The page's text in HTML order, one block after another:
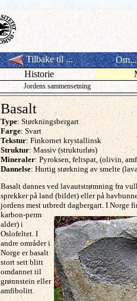
Tilbake til ...
Om...
Historie
Jordens sammensetning
Basalt
Type: Størkningsbergart
Farge: Svart
Tekstur: Finkornet krystallinsk
Struktur: Massiv (strukturløs)
Mineraler: Pyroksen, feltspat, (olivin,
Dannelse: Hurtig størkning av smelte
Basalt dannes ved lavautstrømning fra
sprekker på land (bildet) eller på
jordens mest utbredt dagbergart. I Norge
karbon-perm
alder) i
Oslofeltet. I
andre områder i
Norge er basalt
stort sett blitt
omdannet til
grønnstein eller
amfibolitt.